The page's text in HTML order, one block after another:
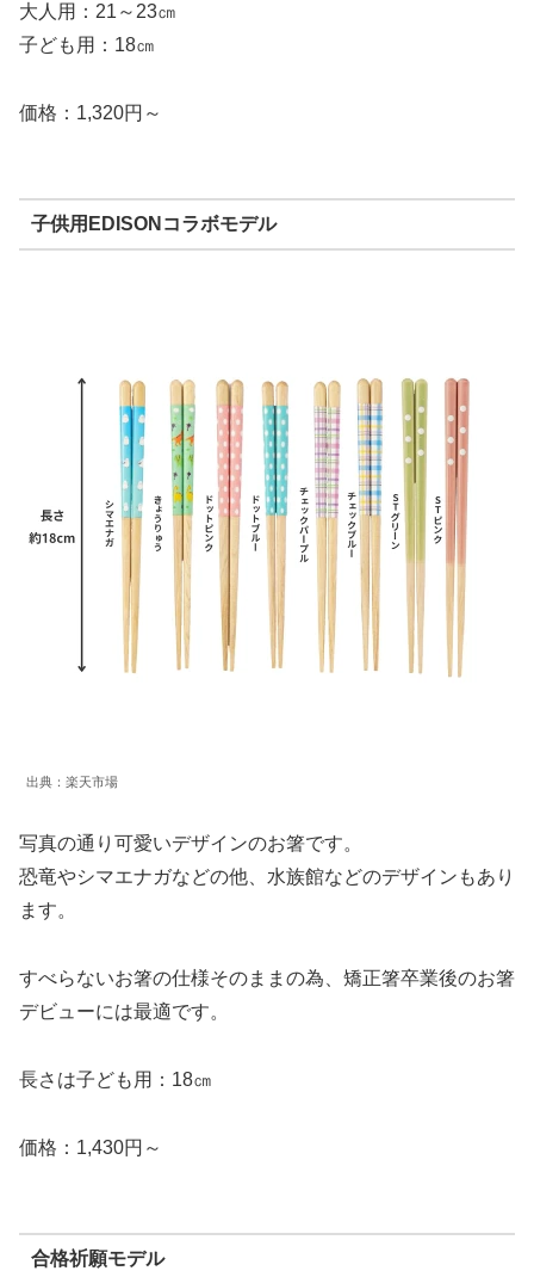
大人用：21～23㎝
子ども用：18㎝
価格：1,320円～
子供用EDISONコラボモデル
出典：楽天市場
写真の通り可愛いデザインのお箸です。
恐竜やシマエナガなどの他、水族館などのデザインもあり
ます。
すべらないお箸の仕様そのままの為、矯正箸卒業後のお箸
デビューには最適です。
長さは子ども用：18㎝
価格：1,430円～
合格祈願モデル